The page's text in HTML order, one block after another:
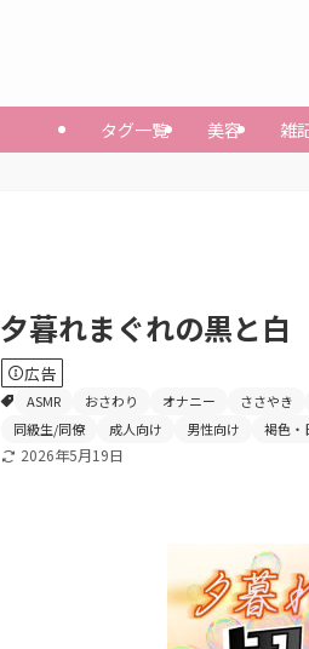
タグ一覧 美容 雑
夕暮れまぐれの黒と白
広告
ASMR おさわり オナニー ささやき
同級生/同僚
成人向け 男性向け 褐色・
2026年5月19日